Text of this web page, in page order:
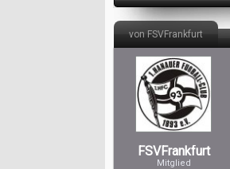
von FSVFrankfurt
FSVFrankfurt
Mitglied